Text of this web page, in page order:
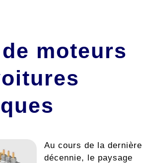
moteurs
Au cours de la dernière
décennie, le paysage